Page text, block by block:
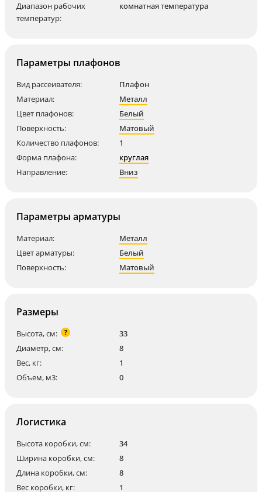
Диапазон рабочих
температур:
комнатная температура
Параметры плафонов
Вид рассеивателя:
Плафон
Материал:
Металл
Цвет плафонов:
Белый
Поверхность:
Матовый
Количество плафонов:
1
Форма плафона:
круглая
Направление:
Вниз
Параметры арматуры
Материал:
Металл
Цвет арматуры:
Белый
Поверхность:
Матовый
Размеры
Высота, см: ?
33
Диаметр, см:
8
Вес, кг:
1
Объем, м3:
0
Логистика
Высота коробки, см:
34
Ширина коробки, см:
8
Длина коробки, см:
8
Вес коробки, кг:
1